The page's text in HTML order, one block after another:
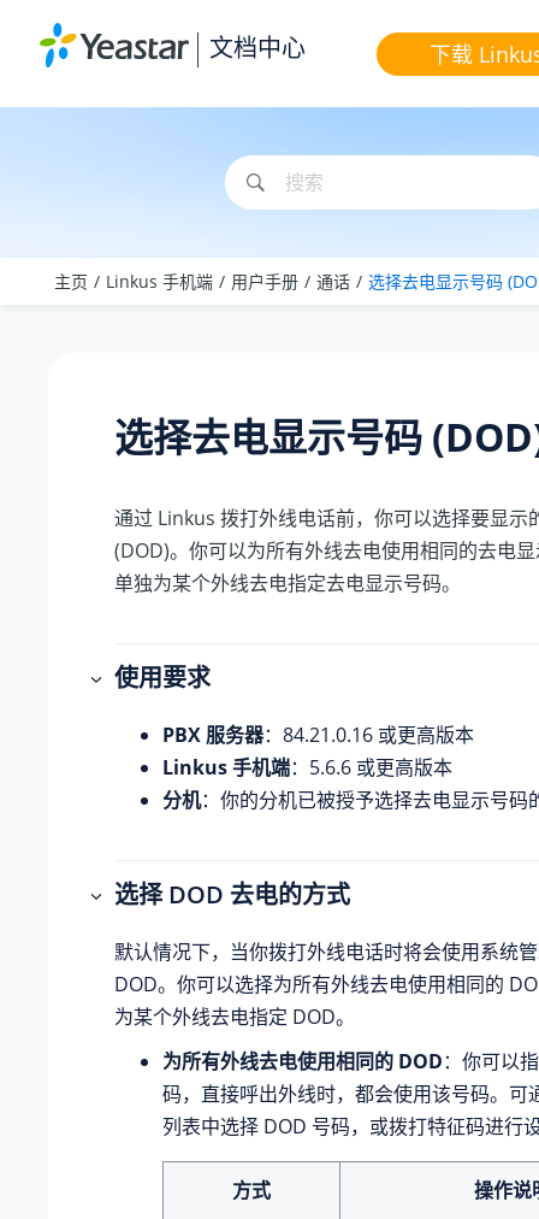
文档中心 下载
主页 Linkus 手机端 用户手册 通话 选择去电显示号码
选择去电显示号码
通过 Linkus 拨打外线电话前，你可以选择要显示
(DOD)。你可以为所有外线去电使用相同的去电
单独为某个外线去电指定去电显示号码。
使用要求
PBX 服务器： 84.21.0.16 或更高版本
Linkus 手机端：5.6.6 或更高版本
分机：你的分机已被授予选择去电显示号码
选择 DOD 去电的方式
默认情况下，当你拨打外线电话时将会使用系统
DOD。你可以选择为所有外线去电使用相同的
为某个外线去电指定 DOD。
为所有外线去电使用相同的 DOD：你可以
码，直接呼出外线时，都会使用该号码。可
列表中选择 DOD 号码，或拨打特征码进行
方式 操作说